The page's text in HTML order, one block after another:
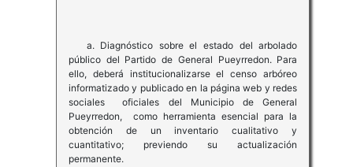
a. Diagnóstico sobre el estado del arbolado
público del Partido de General Pueyrredon. Para
ello, deberá institucionalizarse el censo arbóreo
informatizado y publicado en la página web y redes
sociales oficiales del Municipio de General
Pueyrredon, como herramienta esencial para la
obtención de un inventario cualitativo y
cuantitativo; previendo su actualización
permanente.